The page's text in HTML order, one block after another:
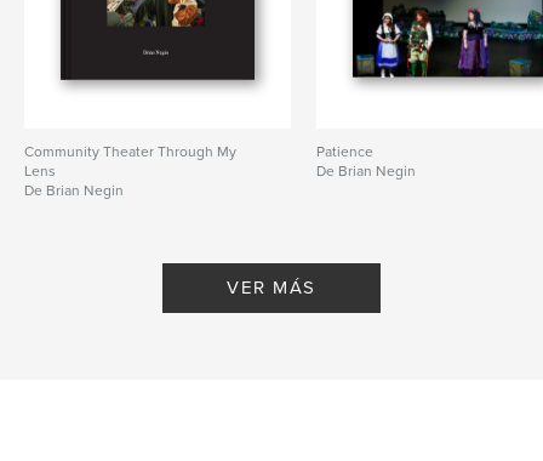
Community Theater Through My
Lens
De Brian Negin
Patience
De Brian Negin
VER MÁS